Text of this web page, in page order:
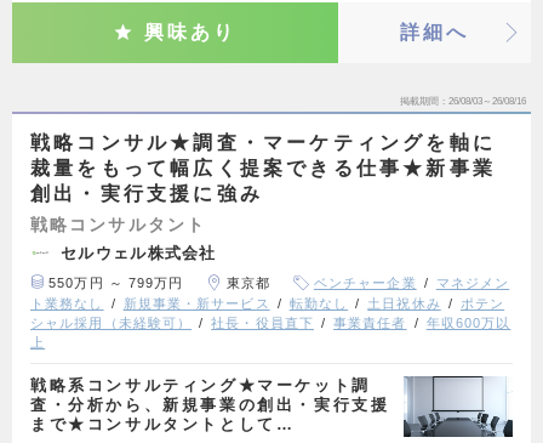
興味あり 詳細へ
掲載期間 26/08/03～26/08/16
戦略コンサル★調査・マーケティングを軸に
裁量をもって幅広く提案できる仕事★新事業
創出・実行支援に強み
戦略コンサルタント
セルウェル株式会社
550万円 ～ 799万円 東京都 ベンチャー企業
マネジメン
ト業務なし
新規事業・新サービス 転勤なし 土日祝休み
ポテン
シャル採用（未経験可）
社長・役員直下 事業責任者
年収600万以
上
戦略系コンサルティング★マーケット調
査・分析から、新規事業の創出・実行支援
まで★コンサルタントとして…